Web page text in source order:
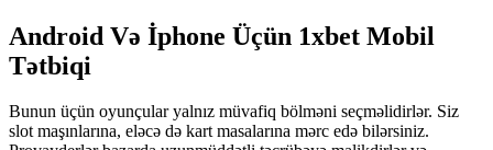
Android Və İphone Üçün 1xbet Mobil
Tətbiqi
Bunun üçün oyunçular yalnız müvafiq bölməni seçməlidirlər. Siz
slot maşınlarına, eləcə də kart masalarına mərc edə bilərsiniz.